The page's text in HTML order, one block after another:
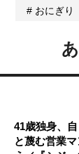
おにぎり
41歳独身、自
と蔑む営業